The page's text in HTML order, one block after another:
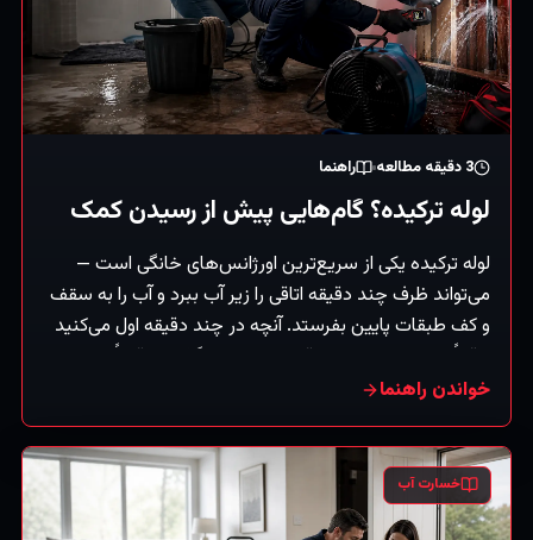
3 دقیقه مطالعه راهنما
لوله ترکیده؟ گام‌هایی پیش از رسیدن کمک
لوله ترکیده یکی از سریع‌ترین اورژانس‌های خانگی است —
می‌تواند ظرف چند دقیقه اتاقی را زیر آب ببرد و آب را به سقف
و کف طبقات پایین بفرستد. آنچه در چند دقیقه اول می‌کنید
واقعاً بر میزان خسارت باقی‌مانده اثر می‌گذارد. دقیقاً این کارها
را، به‌ترتیب، انجام دهید. (راهنمای کلی.)
خواندن راهنما
خسارت آب